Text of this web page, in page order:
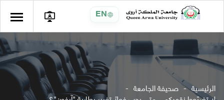
EN
الرئيسية صحيفة الجامعة